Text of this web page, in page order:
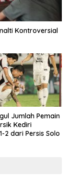
Kontroversial
Jumlah Pemain
Kediri
2 dari Persis Solo